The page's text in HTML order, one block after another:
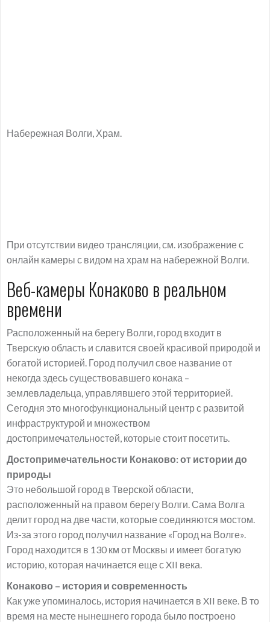
Набережная Волги, Храм.
При отсутствии видео трансляции, см. изображение с
онлайн камеры с видом на храм на набережной Волги.
Веб-камеры Конаково в реальном
времени
Расположенный на берегу Волги, город входит в
Тверскую область и славится своей красивой природой и
богатой историей. Город получил свое название от
некогда здесь существовавшего конака –
землевладельца, управлявшего этой территорией.
Сегодня это многофункциональный центр с развитой
инфраструктурой и множеством
достопримечательностей, которые стоит посетить.
Достопримечательности Конаково: от истории до
природы
Это небольшой город в Тверской области,
расположенный на правом берегу Волги. Сама Волга
делит город на две части, которые соединяются мостом.
Из-за этого город получил название «Город на Волге».
Город находится в 130 км от Москвы и имеет богатую
историю, которая начинается еще с XII века.
Конаково – история и современность
Как уже упоминалось, история начинается в XII веке. В то
время на месте нынешнего города было построено